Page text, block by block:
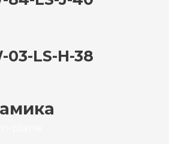
03-LS-H-38